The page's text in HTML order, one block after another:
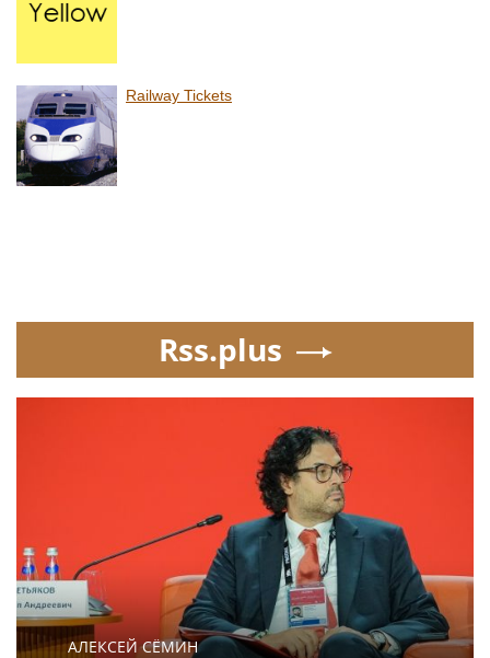
Railway Tickets
Rss.plus
АЛЕКСЕЙ СЁМИН